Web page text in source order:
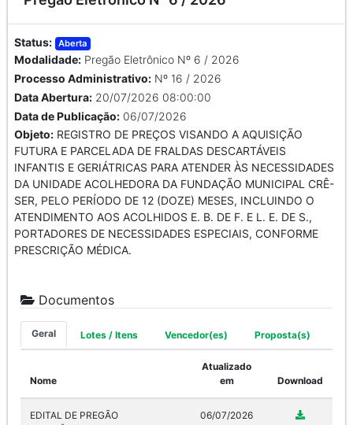
Status: Aberta
Modalidade: Pregão Eletrônico Nº 6 / 2026
Processo Administrativo: Nº 16 / 2026
Data Abertura: 20/07/2026 08:00:00
Data de Publicação: 06/07/2026
Objeto: REGISTRO DE PREÇOS VISANDO A AQUISIÇÃO
FUTURA E PARCELADA DE FRALDAS DESCARTÁVEIS
INFANTIS E GERIÁTRICAS PARA ATENDER ÀS NECESSIDADES
DA UNIDADE ACOLHEDORA DA FUNDAÇÃO MUNICIPAL CRÊ-
SER, PELO PERÍODO DE 12 (DOZE) MESES, INCLUINDO O
ATENDIMENTO AOS ACOLHIDOS E. B. DE F. E L. E. DE S.,
PORTADORES DE NECESSIDADES ESPECIAIS, CONFORME
PRESCRIÇÃO MÉDICA.
Documentos
Geral Lotes / Itens Vencedor(es) Proposta(s)
Nome
Atualizado
em
Download
EDITAL DE PREGÃO
06/07/2026